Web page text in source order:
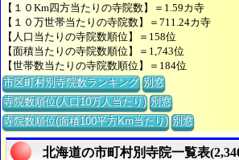
【１０Km四方当たりの寺院数】＝1.59カ寺
【１０万世帯当たりの寺院数】＝711.24カ寺
【人口当たりの寺院数順位】＝158位
【面積当たりの寺院数順位】＝1,743位
【世帯数当たりの寺院数順位】＝184位
市区町村別寺院数ランキング 別窓
寺院数順位(人口10万人当たり) 別窓
寺院数順位(面積100平方Km当たり) 別窓
北海道の市町村別寺院一覧表